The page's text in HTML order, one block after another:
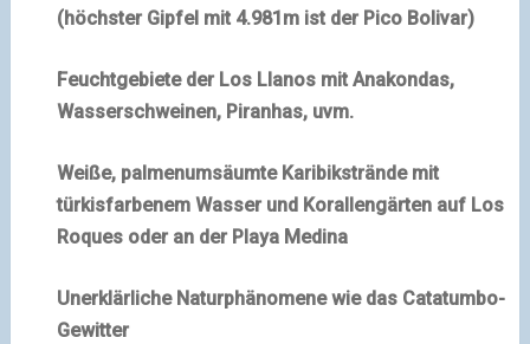
(höchster Gipfel mit 4.981m ist der Pico Bolivar)
Feuchtgebiete der Los Llanos mit Anakondas,
Wasserschweinen, Piranhas, uvm.
Weiße, palmenumsäumte Karibikstrände mit
türkisfarbenem Wasser und Korallengärten auf Los
Roques oder an der Playa Medina
Unerklärliche Naturphänomene wie das Catatumbo-
Gewitter